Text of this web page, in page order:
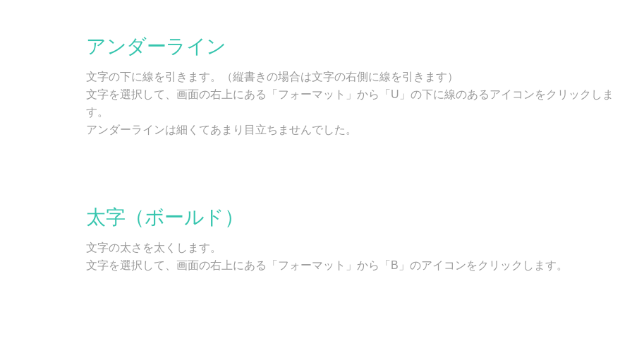
アンダーライン
文字の下に線を引きます。（縦書きの場合は文字の右側に線を引きます）
文字を選択して、画面の右上にある「フォーマット」から「U」の下に線のあるアイコンをクリックしま
す。
アンダーラインは細くてあまり目立ちませんでした。
太字（ボールド）
文字の太さを太くします。
文字を選択して、画面の右上にある「フォーマット」から「B」のアイコンをクリックします。